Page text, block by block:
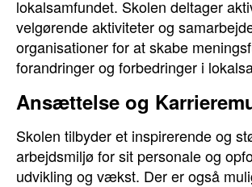
lokalsamfundet. Skolen deltager
velgørende aktiviteter og
organisationer for at skabe
forandringer og forbedringer i
Ansættelse og
Skolen tilbyder et inspirerende og
arbejdsmiljø for sit personale og
udvikling og vækst. Der er også